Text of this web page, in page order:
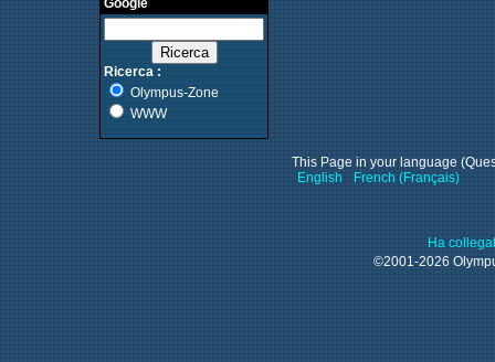
Google
Ricerca :
Olympus-Zone
WWW
This Page in your language
English
French (Français)
Ha
©2001-2026